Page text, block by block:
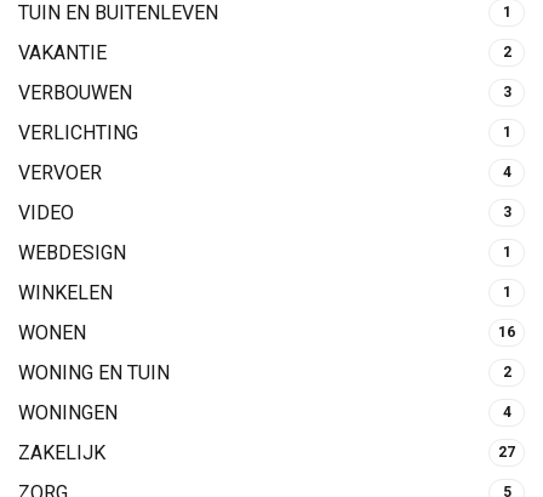
TUIN EN BUITENLEVEN 1
VAKANTIE 2
VERBOUWEN 3
VERLICHTING 1
VERVOER 4
VIDEO 3
WEBDESIGN 1
WINKELEN 1
WONEN 16
WONING EN TUIN 2
WONINGEN 4
ZAKELIJK 27
5